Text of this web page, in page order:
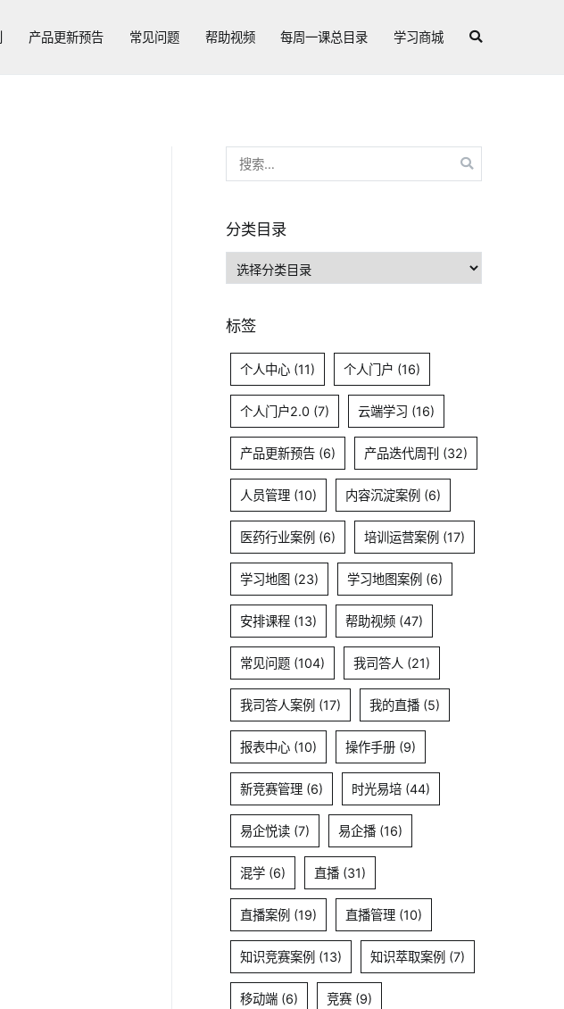
产品更新预告 常见问题 帮助视频 每周一课总目录 学习商城
索：
分类目录
类
录
标签
个人中心 (11) 个人门户 (16)
个人门户2.0 (7) 云端学习 (16)
产品更新预告 (6) 产品迭代周刊 (32)
人员管理 (10) 内容沉淀案例 (6)
医药行业案例 (6) 培训运营案例 (17)
学习地图 (23) 学习地图案例 (6)
安排课程 (13) 帮助视频 (47)
常见问题 (104) 我司答人 (21)
我司答人案例 (17) 我的直播 (5)
报表中心 (10) 操作手册 (9)
新竞赛管理 (6) 时光易培 (44)
易企悦读 (7) 易企播 (16)
混学 (6) 直播 (31)
直播案例 (19) 直播管理 (10)
知识竞赛案例 (13) 知识萃取案例 (7)
移动端 (6) 竞赛 (9)